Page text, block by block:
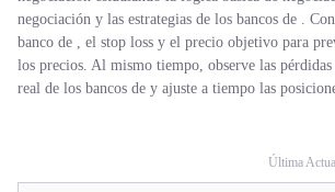
Sobre Nosotros
Español
negociación y las estrategias de los bancos de .
banco de , el stop loss y el precio objetivo para
los precios. Al mismo tiempo, observe las
real de los bancos de y ajuste a tiempo las
Última